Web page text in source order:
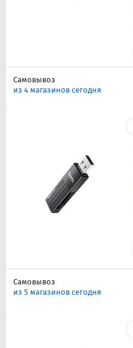
Самовывоз
из 4 магазинов сегодня
Самовывоз
из 5 магазинов сегодня